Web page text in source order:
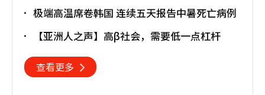
极端高温席卷韩国 连续五天报告中暑死亡病例
【亚洲人之声】高β社会，需要低一点杠杆
查看更多